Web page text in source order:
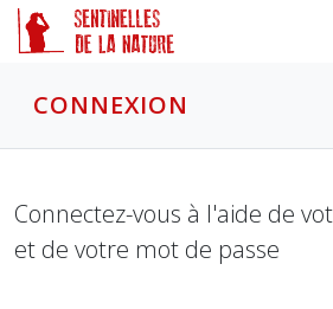
CONNEXION
Connectez-vous à l'aide de
et de votre mot de passe
Panneau de gestion des cookies